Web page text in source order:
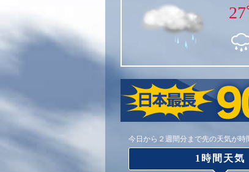
今日から２週間分まで先の天気が時
1時間天気